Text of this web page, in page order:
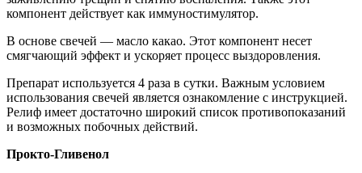
компонент действует как иммуностимулятор.
В основе свечей — масло какао. Этот компонент несет
смягчающий эффект и ускоряет процесс выздоровления.
Препарат используется 4 раза в сутки. Важным условием
использования свечей является ознакомление с инструкцией.
Релиф имеет достаточно широкий список противопоказаний
и возможных побочных действий.
Прокто-Гливенол